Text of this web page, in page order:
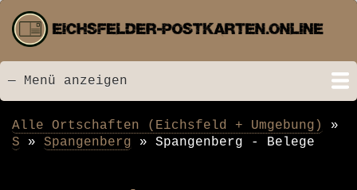
zum
Inhalt
Menü
— Menü anzeigen
Startseite
Neu hinzugefügt
Postkarten
Bildarchiv
Videos
Suche
Kontakt
Links
Spende
Pfadnavigation
Alle Ortschaften (Eichsfeld + Umgebung)
S
Spangenberg Spangenberg - Belege